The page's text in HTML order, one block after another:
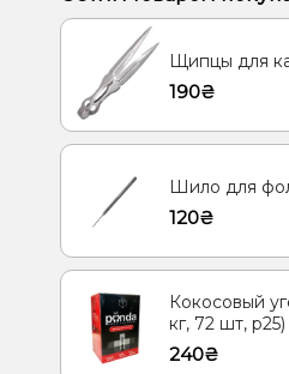
Щипцы для
190₴
Шило для
120₴
Кокосовый
кг, 72 шт, р25)
240₴